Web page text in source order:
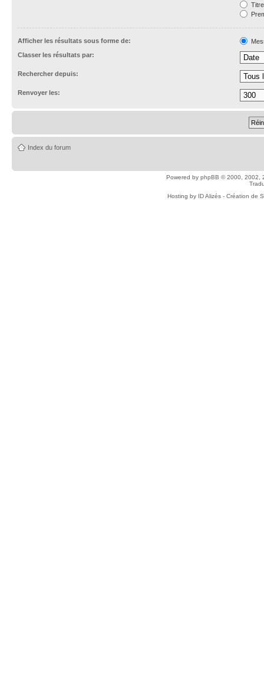
Afficher les résultats sous forme de:
Classer les résultats par:
Rechercher depuis:
Renvoyer les:
Index du forum
Powered by phpBB © 2000, 2002,
Hosting by ID Alizés - Création de